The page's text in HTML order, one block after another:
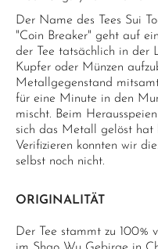
Der Name des Tees Sui
"Coin Breaker" geht auf
der Tee tatsächlich in der
Kupfer oder Münzen
Metallgegenstand
für eine Minute in den
mischt. Beim
sich das Metall gelöst hat
Verifizieren konnten wir
selbst noch nicht.
ORIGINALITÄT
Der Tee stammt zu 100%